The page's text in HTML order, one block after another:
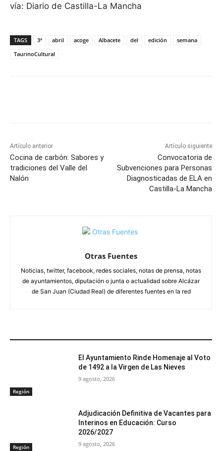
vía: Diario de Castilla-La Mancha
TAGS 3ª abril acoge Albacete del edición
semana
TaurinoCultural
Artículo anterior
Cocina de carbón: Sabores y
tradiciones del Valle del
Nalón
Artículo siguiente
Convocatoria de
Subvenciones para Personas
Diagnosticadas de ELA en
Castilla-La Mancha
Otras Fuentes
Noticias, twitter, facebook, redes sociales, notas de prensa, notas
de ayuntamientos, diputación o junta o actualidad sobre Alcázar
de San Juan (Ciudad Real) de diferentes fuentes en la red
Región
El Ayuntamiento Rinde Homenaje al Voto
de 1492 a la Virgen de Las Nieves
9 agosto, 2026
Región
Adjudicación Definitiva de Vacantes para
Interinos en Educación: Curso
2026/2027
9 agosto, 2026